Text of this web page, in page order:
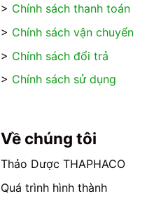
Các
tùy
có
được
trang
sản
phẩm
> Chính sách thanh toán
> Chính sách vận chuyển
> Chính sách đổi trả
> Chính sách sử dụng
Về chúng tôi
Thảo Dược THAPHACO
Quá trình hình thành